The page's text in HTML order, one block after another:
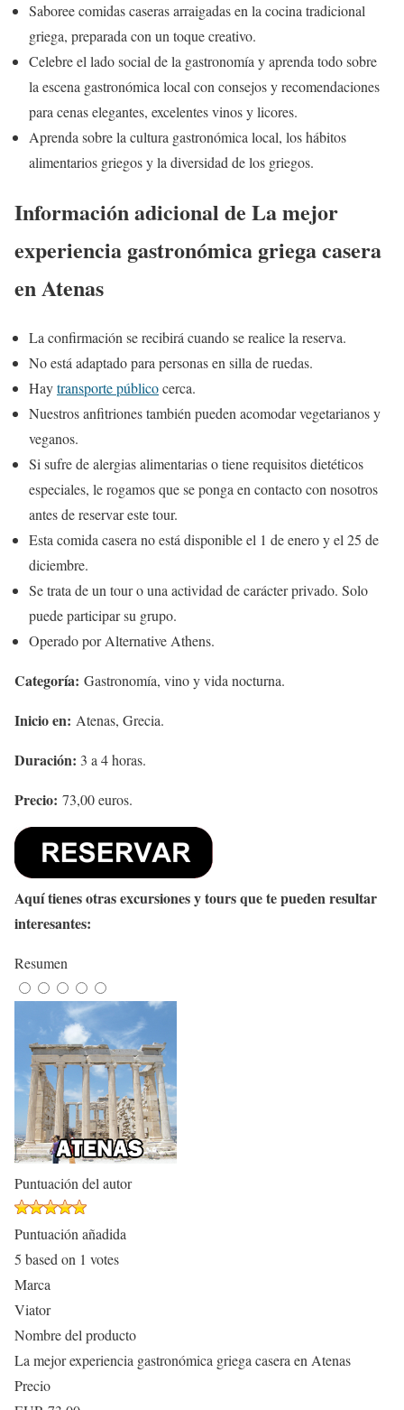
Saboree comidas caseras arraigadas en la cocina tradicional
griega, preparada con un toque creativo.
Celebre el lado social de la gastronomía y aprenda todo sobre
la escena gastronómica local con consejos y recomendaciones
para cenas elegantes, excelentes vinos y licores.
Aprenda sobre la cultura gastronómica local, los hábitos
alimentarios griegos y la diversidad de los griegos.
Información adicional de La mejor
experiencia gastronómica griega casera
en Atenas
La confirmación se recibirá cuando se realice la reserva.
No está adaptado para personas en silla de ruedas.
Haytransporte públicocerca.
Nuestros anfitriones también pueden acomodar vegetarianos y
veganos.
Si sufre de alergias alimentarias o tiene requisitos dietéticos
especiales, le rogamos que se ponga en contacto con nosotros
antes de reservar este tour.
Esta comida casera no está disponible el 1 de enero y el 25 de
diciembre.
Se trata de un tour o una actividad de carácter privado. Solo
puede participar su grupo.
Operado por Alternative Athens.
Categoría: Gastronomía, vino y vida nocturna.
Inicio en: Atenas, Grecia.
Duración: 3 a 4 horas.
Precio: 73,00 euros.
Aquí tienes otras excursiones y tours que te pueden resultar
interesantes:
Resumen
Puntuación del autor
Puntuación añadida
5 based on 1 votes
Marca
Viator
Nombre del producto
La mejor experiencia gastronómica griega casera en Atenas
Precio